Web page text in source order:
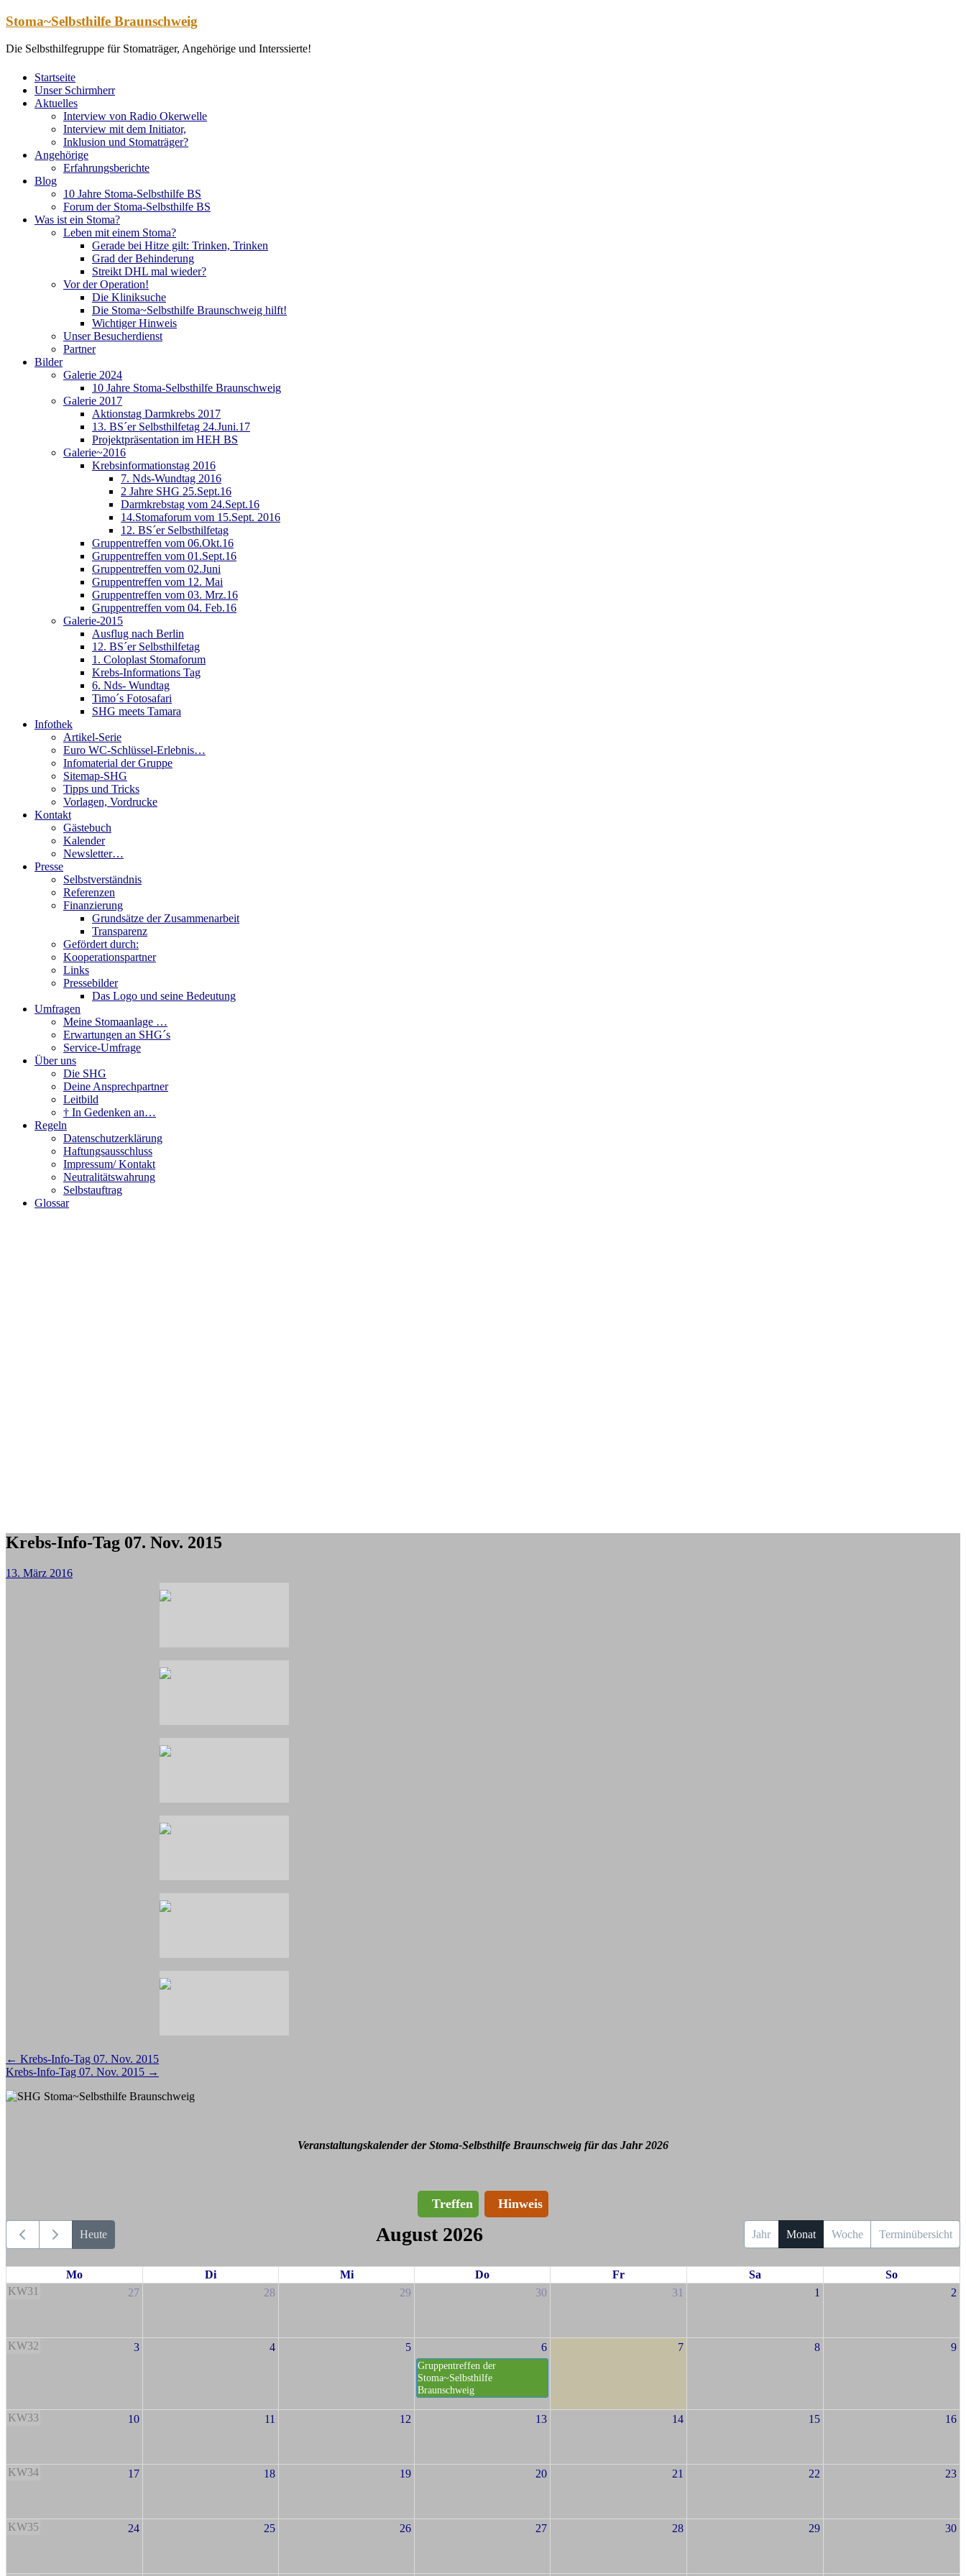
Zum
springen
Stoma~Selbsthilfe Braunschweig
Die Selbsthilfegruppe für Stomaträger, Angehörige und Interssierte!
Startseite
Unser Schirmherr
Aktuelles
Interview von Radio Okerwelle
Interview mit dem Initiator,
Inklusion und Stomaträger?
Angehörige
Erfahrungsberichte
Blog
10 Jahre Stoma-Selbsthilfe BS
Forum der Stoma-Selbsthilfe BS
Was ist ein Stoma?
Leben mit einem Stoma?
Gerade bei Hitze gilt: Trinken, Trinken
Grad der Behinderung
Streikt DHL mal wieder?
Vor der Operation!
Die Kliniksuche
Die Stoma~Selbsthilfe Braunschweig hilft!
Wichtiger Hinweis
Unser Besucherdienst
Partner
Bilder
Galerie 2024
10 Jahre Stoma-Selbsthilfe Braunschweig
Galerie 2017
Aktionstag Darmkrebs 2017
13. BS´er Selbsthilfetag 24.Juni.17
Projektpräsentation im HEH BS
Galerie~2016
Krebsinformationstag 2016
7. Nds-Wundtag 2016
2 Jahre SHG 25.Sept.16
Darmkrebstag vom 24.Sept.16
14.Stomaforum vom 15.Sept. 2016
12. BS´er Selbsthilfetag
Gruppentreffen vom 06.Okt.16
Gruppentreffen vom 01.Sept.16
Gruppentreffen vom 02.Juni
Gruppentreffen vom 12. Mai
Gruppentreffen vom 03. Mrz.16
Gruppentreffen vom 04. Feb.16
Galerie-2015
Ausflug nach Berlin
12. BS´er Selbsthilfetag
1. Coloplast Stomaforum
Krebs-Informations Tag
6. Nds- Wundtag
Timo´s Fotosafari
SHG meets Tamara
Infothek
Artikel-Serie
Euro WC-Schlüssel-Erlebnis…
Infomaterial der Gruppe
Sitemap-SHG
Tipps und Tricks
Vorlagen, Vordrucke
Kontakt
Gästebuch
Kalender
Newsletter…
Presse
Selbstverständnis
Referenzen
Finanzierung
Grundsätze der Zusammenarbeit
Transparenz
Gefördert durch:
Kooperationspartner
Links
Pressebilder
Das Logo und seine Bedeutung
Umfragen
Meine Stomaanlage …
Erwartungen an SHG´s
Service-Umfrage
Über uns
Die SHG
Deine Ansprechpartner
Leitbild
† In Gedenken an…
Regeln
Datenschutzerklärung
Haftungsausschluss
Impressum/ Kontakt
Neutralitätswahrung
Selbstauftrag
Glossar
Krebs-Info-Tag 07. Nov. 2015
13. März 2016
Beitragsnavigation
← Krebs-Info-Tag 07. Nov. 2015
Krebs-Info-Tag 07. Nov. 2015 →
Veranstaltungskalender der Stoma-Selbsthilfe Braunschweig für das Jahr 2026
Treffen Hinweis
Heute August 2026 Jahr Monat Woche Terminübersicht
Mo Di Mi Do Fr Sa
So
KW31
27 28 29 30 31 1 2
KW32 3 4 5 6
Gruppentreffen der
Stoma~Selbsthilfe
Braunschweig
7 8 9
KW33 10 11 12 13 14 15 16
KW34 17 18 19 20 21 22 23
KW35 24 25 26 27 28 29 30